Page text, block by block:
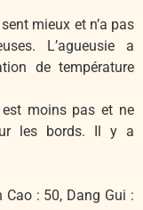
mieux et n’a pas
L’agueusie a
de température
moins pas et ne
les bords. Il y a
: 50, Dang Gui :